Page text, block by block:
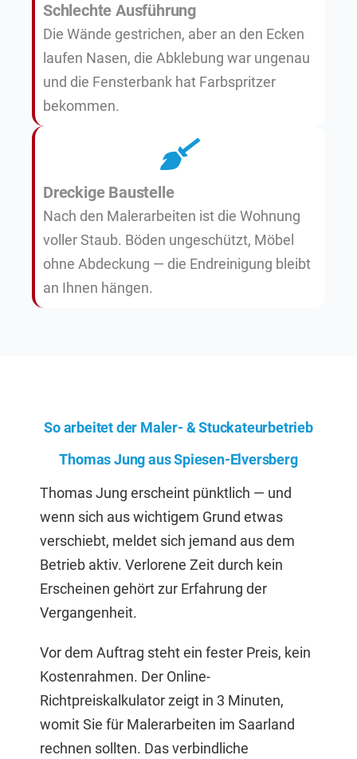
Schlechte Ausführung
Die Wände gestrichen, aber an den Ecken
laufen Nasen, die Abklebung war ungenau
und die Fensterbank hat Farbspritzer
bekommen.
Dreckige Baustelle
Nach den Malerarbeiten ist die Wohnung
voller Staub. Böden ungeschützt, Möbel
ohne Abdeckung — die Endreinigung bleibt
an Ihnen hängen.
So arbeitet der Maler- & Stuckateurbetrieb
Thomas Jung aus Spiesen-Elversberg
Thomas Jung erscheint pünktlich — und
wenn sich aus wichtigem Grund etwas
verschiebt, meldet sich jemand aus dem
Betrieb aktiv. Verlorene Zeit durch kein
Erscheinen gehört zur Erfahrung der
Vergangenheit.
Vor dem Auftrag steht ein fester Preis, kein
Kostenrahmen. Der Online-
Richtpreiskalkulator zeigt in 3 Minuten,
womit Sie für Malerarbeiten im Saarland
rechnen sollten. Das verbindliche